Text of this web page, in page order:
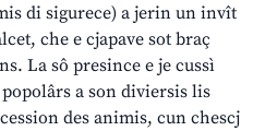
di sigurece) a jerin un invît
che e cjapave sot braç
La sô presince e je cussì
a son diviersis lis
des animis, cun chescj